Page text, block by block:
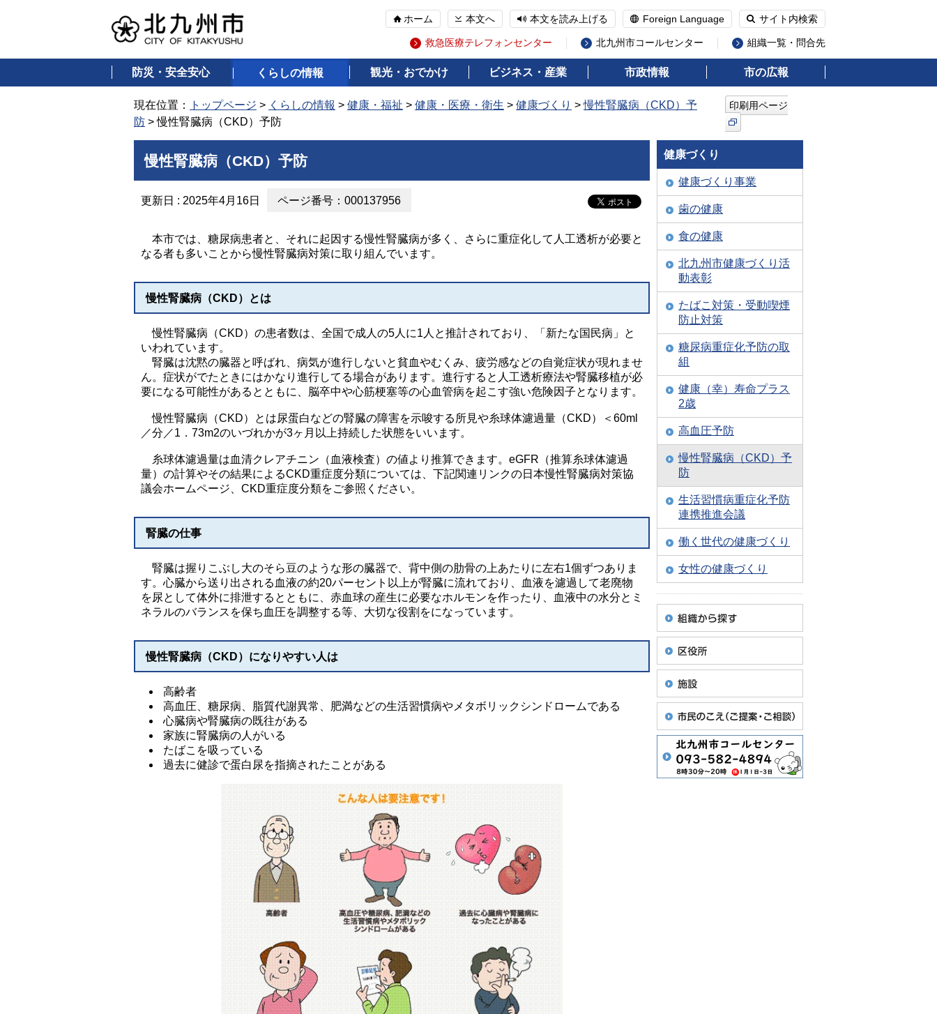
ホーム 本文へ 本文を読み上げる Foreign Language サイト内検索
救急医療テレフォンセンター 北九州市コールセンター 組織一覧・問合先
防災・安全安心 くらしの情報 観光・おでかけ ビジネス・産業 市政情報 市の広報
現在位置： トップページ > くらしの情報 > 健康・福祉 > 健康・医療・衛生 > 健康づくり >慢性腎臓病（CKD）予
防 > 慢性腎臓病（CKD）予防
印刷用ページ
慢性腎臓病（CKD）予防
更新日 : 2025年4月16日 ページ番号：000137956
本市では、糖尿病患者と、それに起因する慢性腎臓病が多く、さらに重症化して人工透析が必要と
なる者も多いことから慢性腎臓病対策に取り組んでいます。
慢性腎臓病（CKD）とは
慢性腎臓病（CKD）の患者数は、全国で成人の5人に1人と推計されており、「新たな国民病」と
いわれています。
腎臓は沈黙の臓器と呼ばれ、病気が進行しないと貧血やむくみ、疲労感などの自覚症状が現れませ
ん。症状がでたときにはかなり進行してる場合があります。進行すると人工透析療法や腎臓移植が必
要になる可能性があるとともに、脳卒中や心筋梗塞等の心血管病を起こす強い危険因子となります。
慢性腎臓病（CKD）とは尿蛋白などの腎臓の障害を示唆する所見や糸球体濾過量（CKD）＜60ml
／分／1．73m2のいづれかが3ヶ月以上持続した状態をいいます。
糸球体濾過量は血清クレアチニン（血液検査）の値より推算できます。eGFR（推算糸球体濾過
量）の計算やその結果によるCKD重症度分類については、下記関連リンクの日本慢性腎臓病対策協
議会ホームページ、CKD重症度分類をご参照ください。
腎臓の仕事
腎臓は握りこぶし大のそら豆のような形の臓器で、背中側の肋骨の上あたりに左右1個ずつありま
す。心臓から送り出される血液の約20パーセント以上が腎臓に流れており、血液を濾過して老廃物
を尿として体外に排泄するとともに、赤血球の産生に必要なホルモンを作ったり、血液中の水分とミ
ネラルのバランスを保ち血圧を調整する等、大切な役割をになっています。
慢性腎臓病（CKD）になりやすい人は
高齢者
高血圧、糖尿病、脂質代謝異常、肥満などの生活習慣病やメタボリックシンドロームである
心臓病や腎臓病の既往がある
家族に腎臓病の人がいる
たばこを吸っている
過去に健診で蛋白尿を指摘されたことがある
健康づくり
健康づくり事業
歯の健康
食の健康
北九州市健康づくり活
動表彰
たばこ対策・受動喫煙
防止対策
糖尿病重症化予防の取
組
健康（幸）寿命プラス
2歳
高血圧予防
慢性腎臓病（CKD）予
防
生活習慣病重症化予防
連携推進会議
働く世代の健康づくり
女性の健康づくり